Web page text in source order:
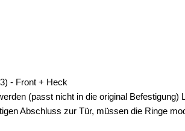
- Front + Heck
(passt nicht in die original Befestigung)
Abschluss zur Tür, müssen die Ringe